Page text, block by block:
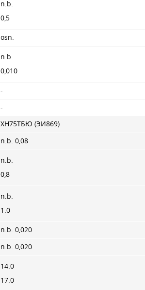
n.b.
0,5
osn.
n.b.
0,010
-
-
ХН75ТБЮ (ЭИ869)
n.b. 0,08
n.b.
0,8
n.b.
1.0
n.b. 0,020
n.b. 0,020
14.0
17.0